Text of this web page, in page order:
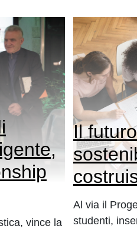
vince la
Il
Al via il
studenti,